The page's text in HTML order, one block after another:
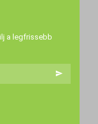
a legfrissebb